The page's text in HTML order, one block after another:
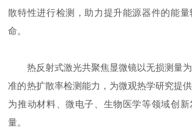
散特性进行检测，助力提升能源器件的能
命。
热反射式激光共聚焦显微镜以无损测量为
准的热扩散率检测能力，为微观热学研究提
为推动材料、微电子、生物医学等领域创
量。